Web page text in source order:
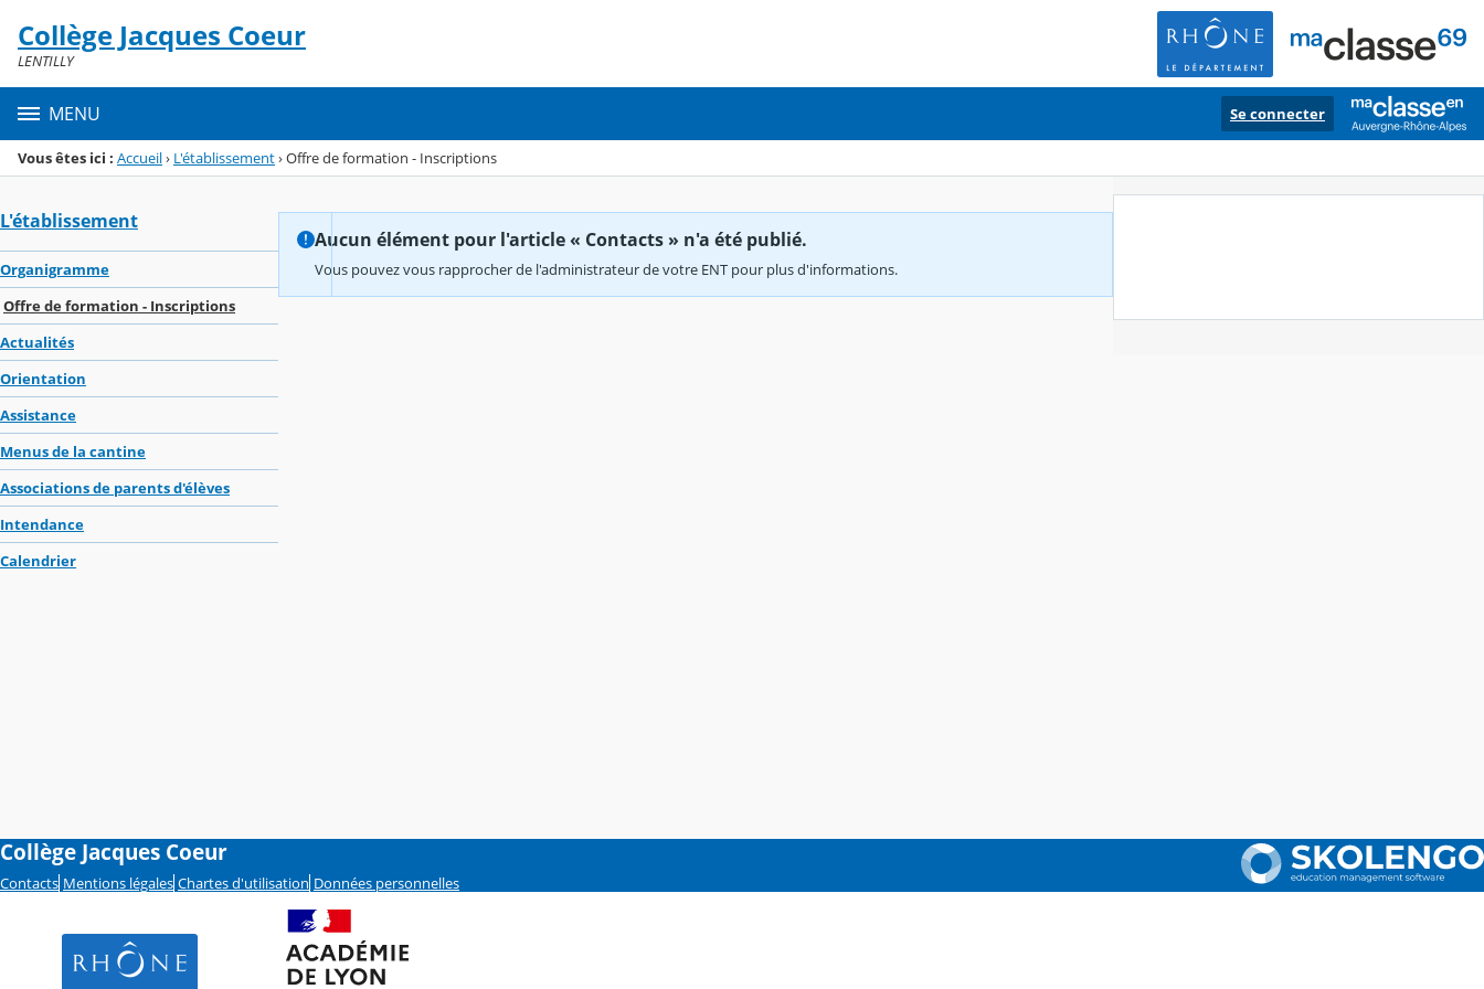
Menu de la rubrique
Contenu
Collège Jacques Coeur
LENTILLY
MENU Se connecter
Vous êtes ici : Accueil› L'établissement›Offre de formation - Inscriptions
L'établissement
Organigramme
Offre de formation - Inscriptions
Actualités
Orientation
Assistance
Menus de la cantine
Associations de parents d'élèves
Intendance
Calendrier
Aucun élément pour l'article « Contacts » n'a été publié.
Vous pouvez vous rapprocher de l'administrateur de votre ENT pour plus d'informations.
Collège Jacques Coeur
Contacts Mentions légales Chartes d'utilisation Données personnelles